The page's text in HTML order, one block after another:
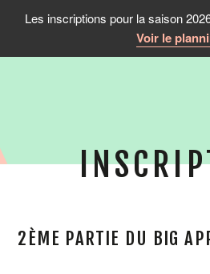
Les inscriptions pour la saison
Voir le
2ÈME PARTIE DU BIG